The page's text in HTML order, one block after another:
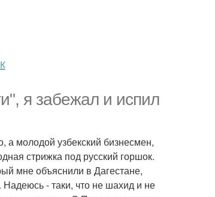
я забежал и испил
молодой узбекский бизнесмен,
стрижка под русский горшок.
мне объяснили в Дагестане,
Надеюсь - таки, что не шахид и не